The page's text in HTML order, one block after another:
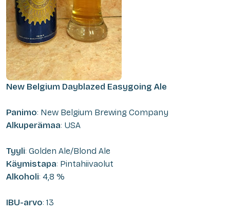
New Belgium Dayblazed Easygoing Ale
Panimo: New Belgium Brewing Company
Alkuperämaa: USA
Tyyli: Golden Ale/Blond Ale
Käymistapa: Pintahiivaolut
Alkoholi: 4,8 %
IBU-arvo: 13